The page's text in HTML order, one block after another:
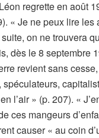
regrette en août
« Je ne peux lire les
on ne trouvera
dès le 8 septembre
revient sans
l’air » (p. 207). «
ces mangeurs
causer « au coin